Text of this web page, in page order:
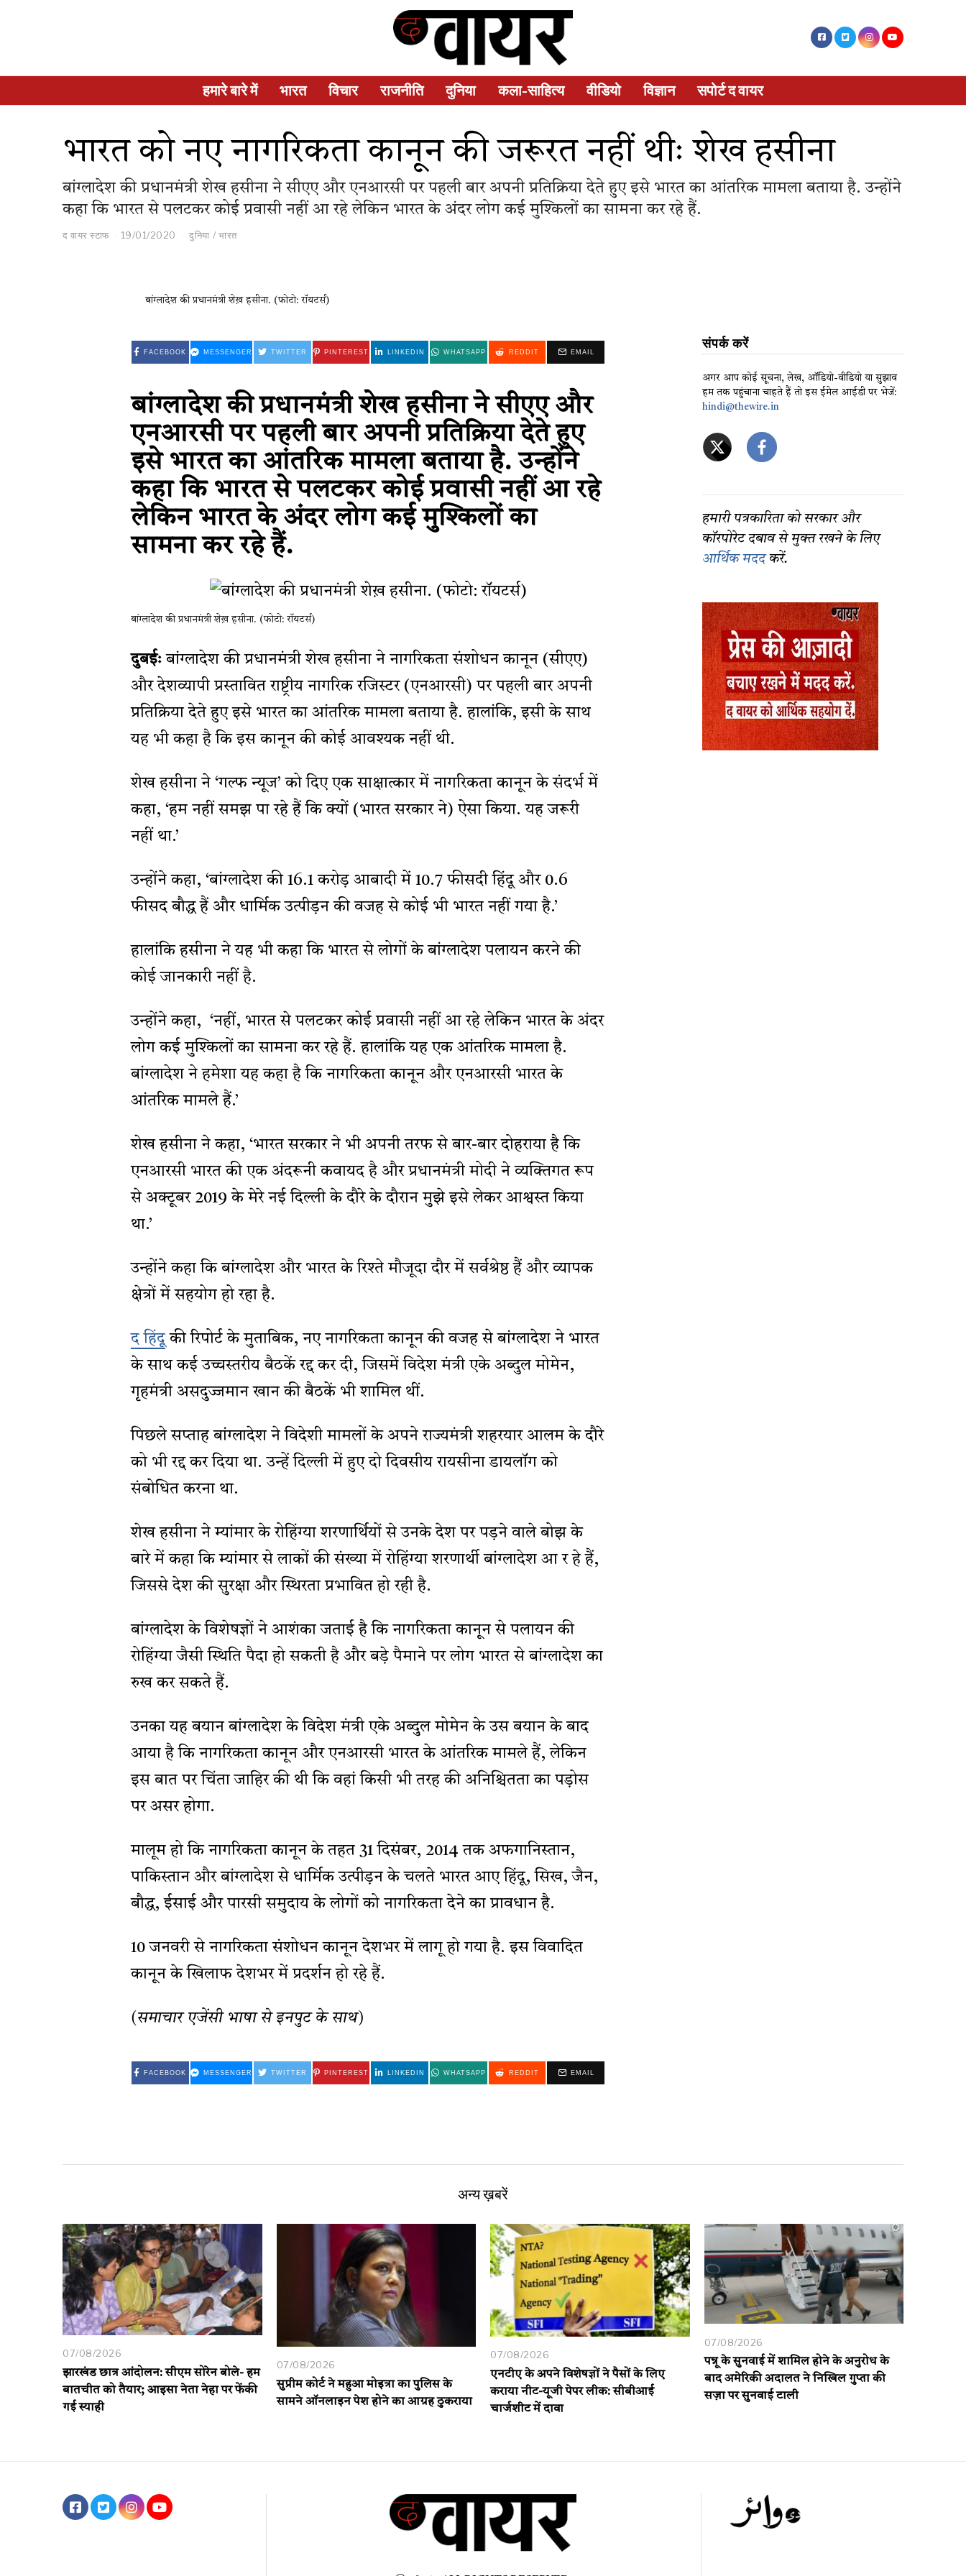
हमारे बारे में भारत विचार राजनीति दुनिया कला-साहित्य वीडियो विज्ञान सपोर्ट द वायर
भारत को नए नागरिकता कानून की जरूरत नहीं थीः शेख हसीना
बांग्लादेश की प्रधानमंत्री शेख हसीना ने सीएए और एनआरसी पर पहली बार अपनी प्रतिक्रिया देते हुए इसे भारत का आंतरिक मामला बताया है. उन्होंने
कहा कि भारत से पलटकर कोई प्रवासी नहीं आ रहे लेकिन भारत के अंदर लोग कई मुश्किलों का सामना कर रहे हैं.
द वायर स्टाफ 19/01/2020 दुनिया / भारत
बांग्लादेश की प्रधानमंत्री शेख़ हसीना. (फोटो: रॉयटर्स)
FACEBOOK MESSENGER TWITTER PINTEREST LINKEDIN WHATSAPP REDDIT EMAIL
बांग्लादेश की प्रधानमंत्री शेख हसीना ने सीएए और
एनआरसी पर पहली बार अपनी प्रतिक्रिया देते हुए
इसे भारत का आंतरिक मामला बताया है. उन्होंने
कहा कि भारत से पलटकर कोई प्रवासी नहीं आ रहे
लेकिन भारत के अंदर लोग कई मुश्किलों का
सामना कर रहे हैं.
बांग्लादेश की प्रधानमंत्री शेख़ हसीना. (फोटो: रॉयटर्स)
दुबईःबांग्लादेश की प्रधानमंत्री शेख हसीना ने नागरिकता संशोधन कानून (सीएए)
और देशव्यापी प्रस्तावित राष्ट्रीय नागरिक रजिस्टर (एनआरसी) पर पहली बार अपनी
प्रतिक्रिया देते हुए इसे भारत का आंतरिक मामला बताया है. हालांकि, इसी के साथ
यह भी कहा है कि इस कानून की कोई आवश्यक नहीं थी.
शेख हसीना ने ‘गल्फ न्यूज’ को दिए एक साक्षात्कार में नागरिकता कानून के संदर्भ में
कहा, ‘हम नहीं समझ पा रहे हैं कि क्यों (भारत सरकार ने) ऐसा किया. यह जरूरी
नहीं था.’
उन्होंने कहा, ‘बांग्लादेश की 16.1 करोड़ आबादी में 10.7 फीसदी हिंदू और 0.6
फीसद बौद्ध हैं और धार्मिक उत्पीड़न की वजह से कोई भी भारत नहीं गया है.’
हालांकि हसीना ने यह भी कहा कि भारत से लोगों के बांग्लादेश पलायन करने की
कोई जानकारी नहीं है.
उन्होंने कहा, ‘नहीं, भारत से पलटकर कोई प्रवासी नहीं आ रहे लेकिन भारत के अंदर
लोग कई मुश्किलों का सामना कर रहे हैं. हालांकि यह एक आंतरिक मामला है.
बांग्लादेश ने हमेशा यह कहा है कि नागरिकता कानून और एनआरसी भारत के
आंतरिक मामले हैं.’
शेख हसीना ने कहा, ‘भारत सरकार ने भी अपनी तरफ से बार-बार दोहराया है कि
एनआरसी भारत की एक अंदरूनी कवायद है और प्रधानमंत्री मोदी ने व्यक्तिगत रूप
से अक्टूबर 2019 के मेरे नई दिल्ली के दौरे के दौरान मुझे इसे लेकर आश्वस्त किया
था.’
उन्होंने कहा कि बांग्लादेश और भारत के रिश्ते मौजूदा दौर में सर्वश्रेष्ठ हैं और व्यापक
क्षेत्रों में सहयोग हो रहा है.
द हिंदूकी रिपोर्ट के मुताबिक, नए नागरिकता कानून की वजह से बांग्लादेश ने भारत
के साथ कई उच्चस्तरीय बैठकें रद्द कर दी, जिसमें विदेश मंत्री एके अब्दुल मोमेन,
गृहमंत्री असदुज्जमान खान की बैठकें भी शामिल थीं.
पिछले सप्ताह बांग्लादेश ने विदेशी मामलों के अपने राज्यमंत्री शहरयार आलम के दौरे
को भी रद्द कर दिया था. उन्हें दिल्ली में हुए दो दिवसीय रायसीना डायलॉग को
संबोधित करना था.
शेख हसीना ने म्यांमार के रोहिंग्या शरणार्थियों से उनके देश पर पड़ने वाले बोझ के
बारे में कहा कि म्यांमार से लाकों की संख्या में रोहिंग्या शरणार्थी बांग्लादेश आ र हे हैं,
जिससे देश की सुरक्षा और स्थिरता प्रभावित हो रही है.
बांग्लादेश के विशेषज्ञों ने आशंका जताई है कि नागरिकता कानून से पलायन की
रोहिंग्या जैसी स्थिति पैदा हो सकती है और बड़े पैमाने पर लोग भारत से बांग्लादेश का
रुख कर सकते हैं.
उनका यह बयान बांग्लादेश के विदेश मंत्री एके अब्दुल मोमेन के उस बयान के बाद
आया है कि नागरिकता कानून और एनआरसी भारत के आंतरिक मामले हैं, लेकिन
इस बात पर चिंता जाहिर की थी कि वहां किसी भी तरह की अनिश्चितता का पड़ोस
पर असर होगा.
मालूम हो कि नागरिकता कानून के तहत 31 दिसंबर, 2014 तक अफगानिस्तान,
पाकिस्तान और बांग्लादेश से धार्मिक उत्पीड़न के चलते भारत आए हिंदू, सिख, जैन,
बौद्ध, ईसाई और पारसी समुदाय के लोगों को नागरिकता देने का प्रावधान है.
10 जनवरी से नागरिकता संशोधन कानून देशभर में लागू हो गया है. इस विवादित
कानून के खिलाफ देशभर में प्रदर्शन हो रहे हैं.
(समाचार एजेंसी भाषा से इनपुट के साथ)
FACEBOOK MESSENGER TWITTER PINTEREST LINKEDIN WHATSAPP REDDIT EMAIL
संपर्क करें
अगर आप कोई सूचना, लेख, ऑडियो-वीडियो या सुझाव
हम तक पहुंचाना चाहते हैं तो इस ईमेल आईडी पर भेजें:
hindi@thewire.in
हमारी पत्रकारिता को सरकार और
कॉरपोरेट दबाव से मुक्त रखने के लिए
आर्थिक मददकरें.
अन्य ख़बरें
07/08/2026
झारखंड छात्र आंदोलन: सीएम सोरेन बोले- हम
बातचीत को तैयार; आइसा नेता नेहा पर फेंकी
गई स्याही
07/08/2026
सुप्रीम कोर्ट ने महुआ मोइत्रा का पुलिस के
सामने ऑनलाइन पेश होने का आग्रह ठुकराया
07/08/2026
एनटीए के अपने विशेषज्ञों ने पैसों के लिए
कराया नीट-यूजी पेपर लीक: सीबीआई
चार्जशीट में दावा
07/08/2026
पन्नू के सुनवाई में शामिल होने के अनुरोध के
बाद अमेरिकी अदालत ने निखिल गुप्ता की
सज़ा पर सुनवाई टाली